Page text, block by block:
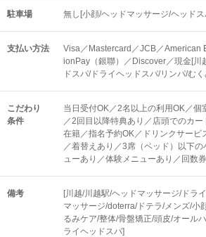
駐車場 無し[小顔/ヘッドマッサージ/ヘッドス
支払い方法
Visa／Mastercard／JCB／American
ionPay（銀聯）／Discover／現金[川
ドスパ/ドライヘッドスパ/リンパ/む
こだわり
条件
当日受付OK／2名以上の利用OK／個
／2回目以降特典あり／店頭でのカ
在籍／指名予約OK／ドリンクサービ
／着替えあり／3席（ベッド）以下
ューあり／体験メニューあり／回数
備考
[川越/川越駅/ヘッドマッサージ/ドラ
マッサージ/doterra/ドテラ/メンズ/小
るみケア/整体/骨盤矯正/頭皮/オール
ライヘッドスパ]